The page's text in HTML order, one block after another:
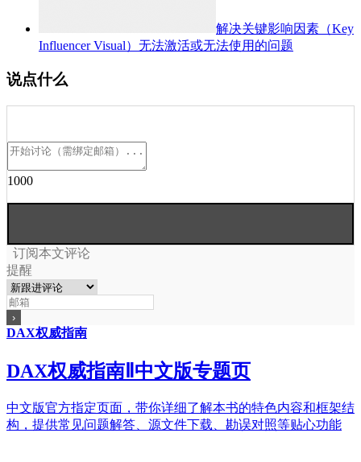
解决关键影响因素（Key
Influencer Visual）无法激活或无法使用的问题
说点什么
1000
订阅本文评论
提醒
DAX权威指南
DAX权威指南Ⅱ中文版专题页
中文版官方指定页面，带你详细了解本书的特色内容和框架结
构，提供常见问题解答、源文件下载、勘误对照等贴心功能